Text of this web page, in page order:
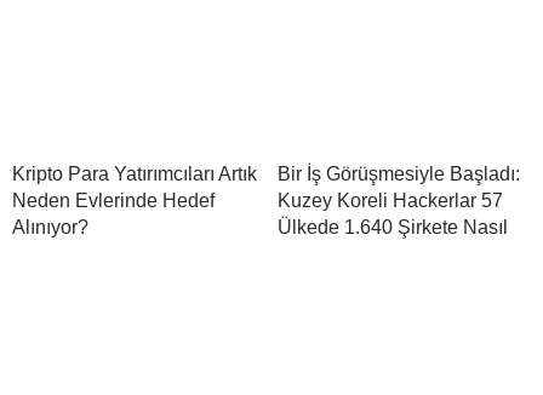
Kripto Para Yatırımcıları Artık
Neden Evlerinde Hedef
Alınıyor?
Bir İş Görüşmesiyle Başladı:
Kuzey Koreli Hackerlar 57
Ülkede 1.640 Şirkete Nasıl